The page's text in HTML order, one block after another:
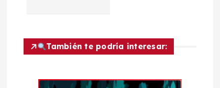
n
También te podría interesar: